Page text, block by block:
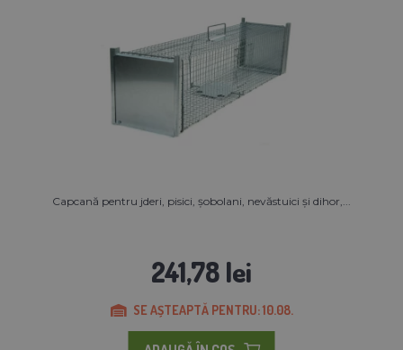
Capcană pentru jderi, pisici, șobolani, nevăstuici și dihor,...
241,78 lei
SE AȘTEAPTĂ PENTRU: 10.08.